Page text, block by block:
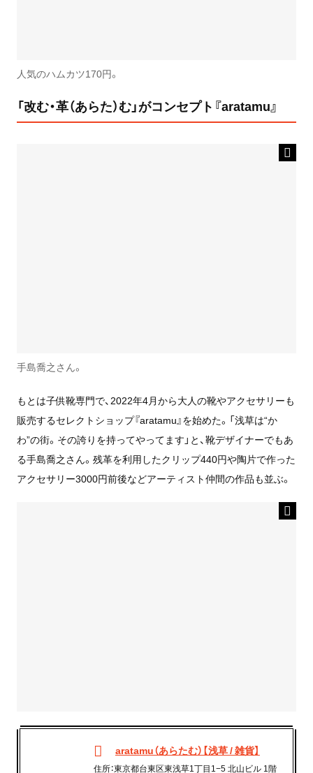
人気のハムカツ170円。
「改む・革（あらた）む」がコンセプト『aratamu』
手島喬之さん。
もとは子供靴専門で、2022年4月から大人の靴やアクセサリーも
販売するセレクトショップ『aratamu』を始めた。「浅草は“か
わ”の街。その誇りを持ってやってます」と、靴デザイナーでもあ
る手島喬之さん。残革を利用したクリップ440円や陶片で作った
アクセサリー3000円前後などアーティスト仲間の作品も並ぶ。
aratamu（あらたむ）【浅草 / 雑貨】
住所：東京都台東区東浅草1丁目1−5 北山ビル 1階